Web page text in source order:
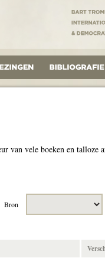
van vele boeken en talloze
Bron